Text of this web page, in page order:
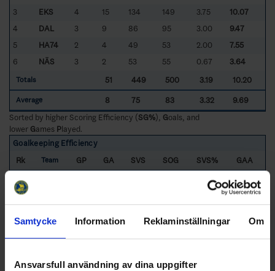
Samtycke Information Reklaminställningar Om
Ansvarsfull användning av dina uppgifter
3
EKS 4 15 134 149 3.75
10.07
4
DAL 3 9 86 95 3.00
9.47
5
HA74 2 4 49 53 2.00
7.55
6
NÄS 3 2 53 55 0.67 3.64
Totals 51 449 500 3.19 10.20
Average 8 75 83 3.32
9.69
Sorted by higher Scoring Efficiency (SG%), Goals, and
lower Games Played.
Goalkeeping Efficiency
Rk
Team GP GA SVS SOG SVS%
GAA
93.48
1.50
2
1.67
NÄS
6
SKI 2 15 89 104 85.58